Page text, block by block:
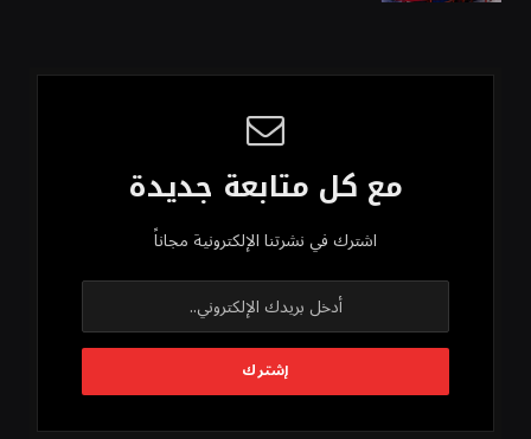
مع كل متابعة جديدة
اشترك في نشرتنا الإلكترونية مجاناً